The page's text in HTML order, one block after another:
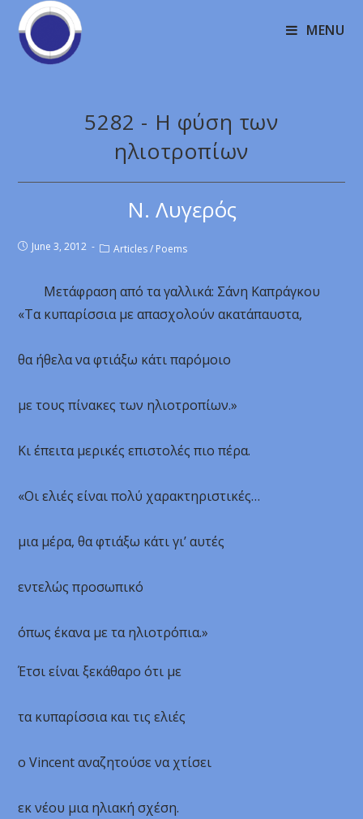
MENU
5282 - H φύση των
ηλιοτροπίων
Ν. Λυγερός
June 3, 2012 Articles / Poems
Μετάφραση από τα γαλλικά: Σάνη Καπράγκου
«Τα κυπαρίσσια με απασχολούν ακατάπαυστα,
θα ήθελα να φτιάξω κάτι παρόμοιο
με τους πίνακες των ηλιοτροπίων.»
Κι έπειτα μερικές επιστολές πιο πέρα.
«Οι ελιές είναι πολύ χαρακτηριστικές…
μια μέρα, θα φτιάξω κάτι γι’ αυτές
εντελώς προσωπικό
όπως έκανα με τα ηλιοτρόπια.»
Έτσι είναι ξεκάθαρο ότι με
τα κυπαρίσσια και τις ελιές
ο Vincent αναζητούσε να χτίσει
εκ νέου μια ηλιακή σχέση.